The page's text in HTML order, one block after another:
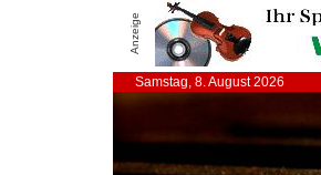
Anzeige
Samstag, 8. August 2026